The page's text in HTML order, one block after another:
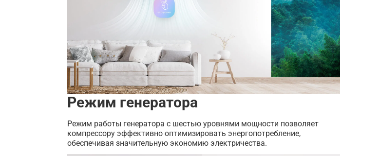
Режим генератора
Режим работы генератора с шестью уровнями мощности позволяет
компрессору эффективно оптимизировать энергопотребление,
обеспечивая значительную экономию электричества.